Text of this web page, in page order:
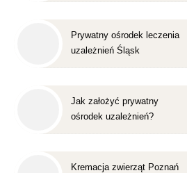
Prywatny ośrodek leczenia
uzależnień Śląsk
Jak założyć prywatny
ośrodek uzależnień?
Kremacja zwierząt Poznań